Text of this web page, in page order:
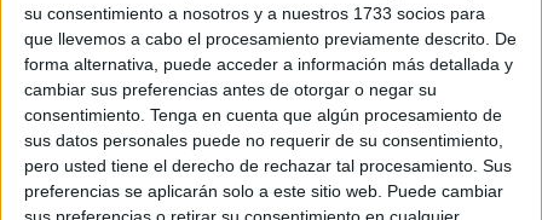
su consentimiento a nosotros y a nuestros 1733 socios para
que llevemos a cabo el procesamiento previamente descrito. De
forma alternativa, puede acceder a información más detallada y
cambiar sus preferencias antes de otorgar o negar su
consentimiento. Tenga en cuenta que algún procesamiento de
sus datos personales puede no requerir de su consentimiento,
pero usted tiene el derecho de rechazar tal procesamiento. Sus
preferencias se aplicarán solo a este sitio web. Puede cambiar
sus preferencias o retirar su consentimiento en cualquier
de medidas estratégicas que buscan no solo dignificar su
labor desupervisión religiosa, sino también fortalecer la
seguridad espiritualen todo el territorio.
Incrementos salariales y
reconocimiento profesional